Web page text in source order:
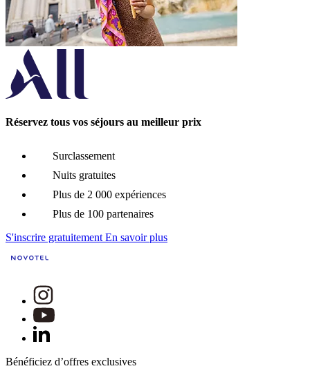
Réservez tous vos séjours au meilleur prix
Surclassement
Nuits gratuites
Plus de 2 000 expériences
Plus de 100 partenaires
S'inscrire gratuitement En savoir plus
Bénéficiez d’offres exclusives